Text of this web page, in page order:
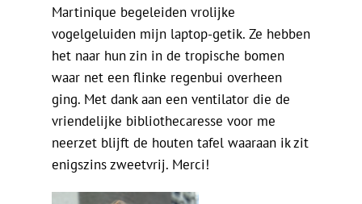
De Politieke Coach
Raadgevers
Actueel
Contact
Martinique begeleiden vrolijke
vogelgeluiden mijn laptop-getik. Ze hebben
het naar hun zin in de tropische bomen
waar net een flinke regenbui overheen
ging. Met dank aan een ventilator die de
vriendelijke bibliothecaresse voor me
neerzet blijft de houten tafel waaraan ik zit
enigszins zweetvrij. Merci!